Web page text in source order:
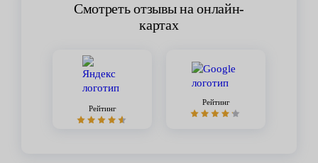
Смотреть отзывы на онлайн-
картах
Рейтинг
Рейтинг